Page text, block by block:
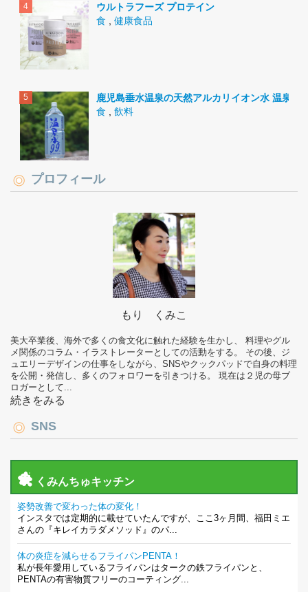
ウルトラフーズ プロテイン
食
健康食品
鹿児島垂水温泉の天然アルカリイオン水 温泉水
食
飲料
プロフィール
もり くみこ
美大卒業後、海外で多くの食文化に触れた経験を生かし、 料理やグル
メ関係のコラム・イラストレーターとしての活動をする。 その後、ジ
ュエリーデザインの仕事をしながら、SNSやクックパッドで自身の料理
を公開・発信し、多くのフォロワーを引きつける。 現在は２児の母ブ
ロガーとして...
続きをみる
SNS
くみんちゅキッチン
姿勢改善で変わった体の変化！
インスタでは定期的に載せていたんですが、ここ3ヶ月間、福田ミエ
さんの『キレイカラダメソッド』のパ...
体の炎症を減らせるフライパンPENTA！
私が長年愛用しているフライパンはタークの鉄フライパンと、
PENTAの有害物質フリーのコーティング...